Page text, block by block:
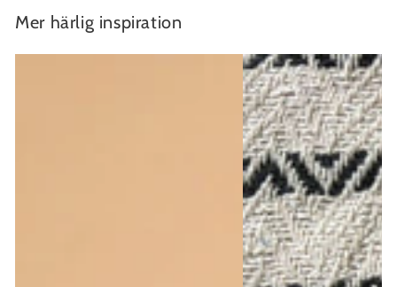
Mer härlig inspiration